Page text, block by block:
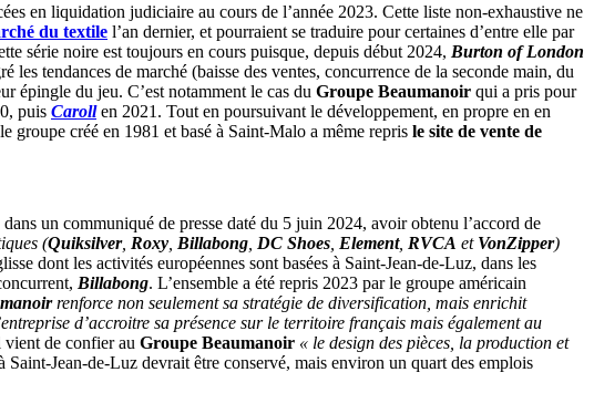
en liquidation judiciaire au cours de l’année 2023. Cette liste non-exhaustive ne
du textile l’an dernier, et pourraient se traduire pour certaines d’entre elle par
série noire est toujours en cours puisque, depuis début 2024, Burton of London
tendances de marché (baisse des ventes, concurrence de la seconde main, du
épingle du jeu. C’est notamment le cas du Groupe Beaumanoir qui a pris pour
puis Carollen 2021. Tout en poursuivant le développement, en propre en en
groupe créé en 1981 et basé à Saint-Malo a même repris le site de vente de
dans un communiqué de presse daté du 5 juin 2024, avoir obtenu l’accord de
(Quiksilver, Roxy Billabong DC Shoes Element, RVCA et VonZipper)
dont les activités européennes sont basées à Saint-Jean-de-Luz, dans les
Billabong. L’ensemble a été repris 2023 par le groupe américain
renforce non seulement sa stratégie de diversification, mais enrichit
d’accroitre sa présence sur le territoire français mais également au
vient de confier au Groupe Beaumanoir « le design des pièces, la production et
Jean-de-Luz devrait être conservé, mais environ un quart des emplois